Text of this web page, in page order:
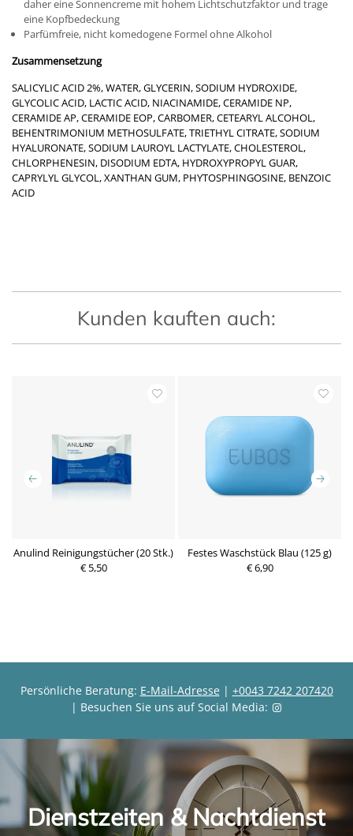
daher eine Sonnencreme mit hohem Lichtschutzfaktor und trage
eine Kopfbedeckung
Parfümfreie, nicht komedogene Formel ohne Alkohol
Zusammensetzung
SALICYLIC ACID 2%, WATER, GLYCERIN, SODIUM HYDROXIDE,
GLYCOLIC ACID, LACTIC ACID, NIACINAMIDE, CERAMIDE NP,
CERAMIDE AP, CERAMIDE EOP, CARBOMER, CETEARYL ALCOHOL,
BEHENTRIMONIUM METHOSULFATE, TRIETHYL CITRATE, SODIUM
HYALURONATE, SODIUM LAUROYL LACTYLATE, CHOLESTEROL,
CHLORPHENESIN, DISODIUM EDTA, HYDROXYPROPYL GUAR,
CAPRYLYL GLYCOL, XANTHAN GUM, PHYTOSPHINGOSINE, BENZOIC
ACID
Kunden kauften auch:
Anulind Reinigungstücher (20 Stk.)
€ 5,50
Festes Waschstück Blau (125 g)
€ 6,90
Persönliche Beratung: E-Mail-Adresse | +0043 7242 207420
| Besuchen Sie uns auf Social Media:
Dienstzeiten & Nachtdienst